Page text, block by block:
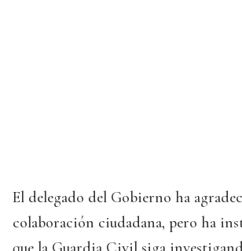
El delegado del Gobierno ha
colaboración ciudadana, pero ha